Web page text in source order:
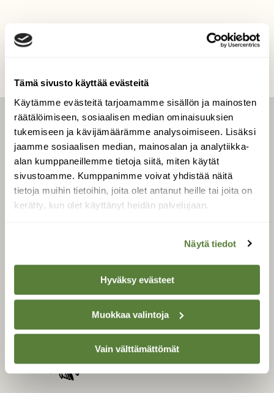
Tämä sivusto käyttää evästeitä
Käytämme evästeitä tarjoamamme sisällön ja mainosten
räätälöimiseen, sosiaalisen median ominaisuuksien
tukemiseen ja kävijämäärämme analysoimiseen. Lisäksi
jaamme sosiaalisen median, mainosalan ja analytiikka-
alan kumppaneillemme tietoja siitä, miten käytät
sivustoamme. Kumppanimme voivat yhdistää näitä
tietoja muihin tietoihin, joita olet antanut heille tai joita on
kerätty, kun olet käyttänyt heidän palvelujaan.
Näytä tiedot
Hyväksy evästeet
Muokkaa valintoja
Vain välttämättömät
LEHTI
Uusin lehti
Tilaa Suomen Luonto
Tilaa digilukuoikeus
Äänestä parasta juttua
SUOMEN LUONNON­
Suomen Luonto -lehden
luonnonsuojelu­liitto.